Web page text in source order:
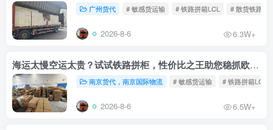
广州货代 # 敏感货运输 # 铁路拼箱LCL # 散货铁路
2026-8-6 6.3W+
海运太慢空运太贵？试试铁路拼柜，性价比之王助您稳抓欧洲市场
南京货代，南京国际物流 # 敏感货运输 # 铁路拼箱LCL
2026-8-6 6.5W+